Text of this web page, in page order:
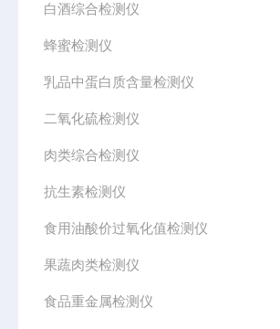
白酒综合检测仪
蜂蜜检测仪
乳品中蛋白质含量检测仪
二氧化硫检测仪
肉类综合检测仪
抗生素检测仪
食用油酸价过氧化值检测仪
果蔬肉类检测仪
食品重金属检测仪